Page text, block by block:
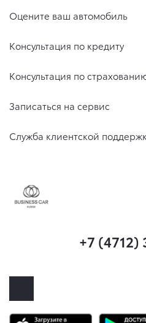
Оцените ваш автомобиль
Консультация по кредиту
Консультация по
Записаться на сервис
Служба клиентской
+7 (4712)